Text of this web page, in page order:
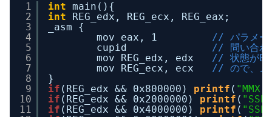
1
2
3
4
5
6
7
8
9
10
11
int main(){
int
REG_edx, REG_ecx, REG_eax;
_asm {
mov eax, 1 // パラメー
cupid // 問い合わ
mov REG_edx, edx // 状態が
mov REG_ecx, ecx // ので、メ
}
if (REG_edx && 0x800000) printf ( "MMX "
if (REG_edx && 0x2000000) printf (
if (REG_edx && 0x4000000) printf (